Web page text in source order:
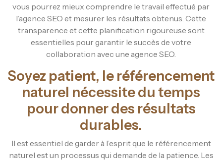
vous pourrez mieux comprendre le travail effectué par
l’agence SEO et mesurer les résultats obtenus. Cette
transparence et cette planification rigoureuse sont
essentielles pour garantir le succès de votre
collaboration avec une agence SEO.
Soyez patient, le référencement
naturel nécessite du temps
pour donner des résultats
durables.
Il est essentiel de garder à l’esprit que le référencement
naturel est un processus qui demande de la patience. Les